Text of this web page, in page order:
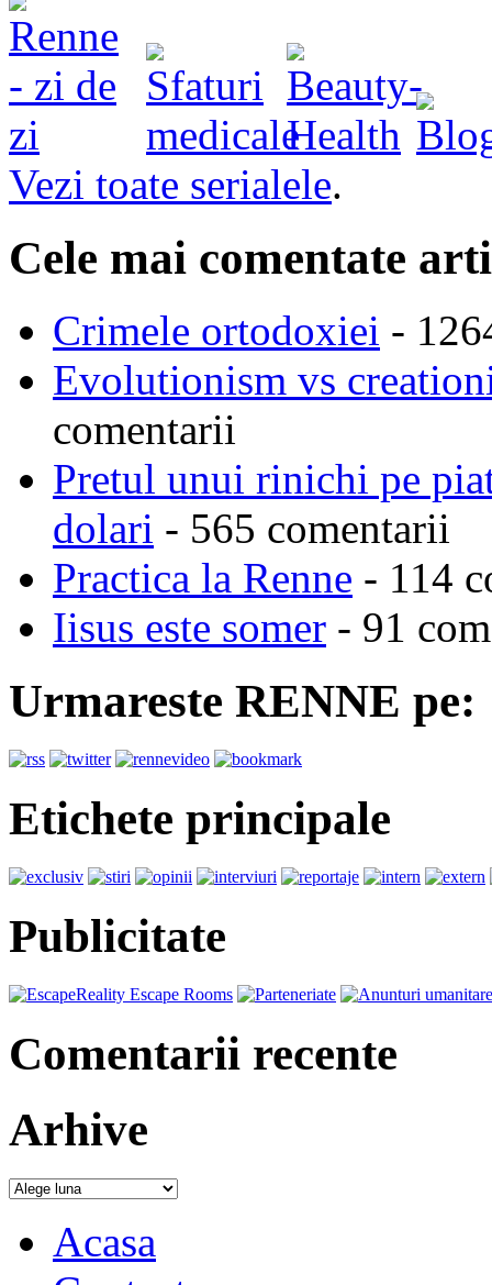
Vezi toate serialele.
Cele mai comentate
Crimele ortodoxiei -
Evolutionism vs
comentarii
Pretul unui rinichi pe
dolari - 565 comentarii
Practica la Renne - 114
Iisus este somer - 91
Urmareste RENNE pe:
Etichete principale
Publicitate
Comentarii recente
Arhive
Acasa